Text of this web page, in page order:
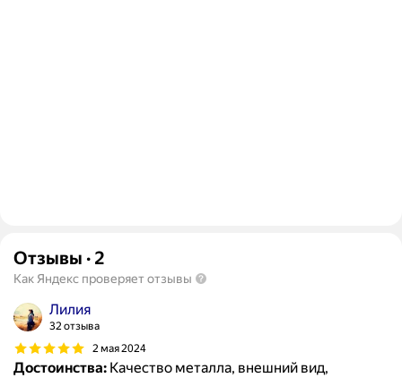
Отзывы · 2
Как Яндекс проверяет отзывы
Лилия
32 отзыва
2 мая 2024
Достоинства: Качество металла, внешний вид,